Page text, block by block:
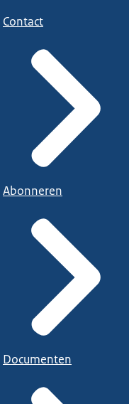
Contact
Abonneren
Documenten